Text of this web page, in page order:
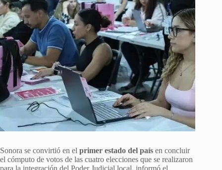
Sonora se convirtió en el primer estado del país en concluir
el cómputo de votos de las cuatro elecciones que se realizaron